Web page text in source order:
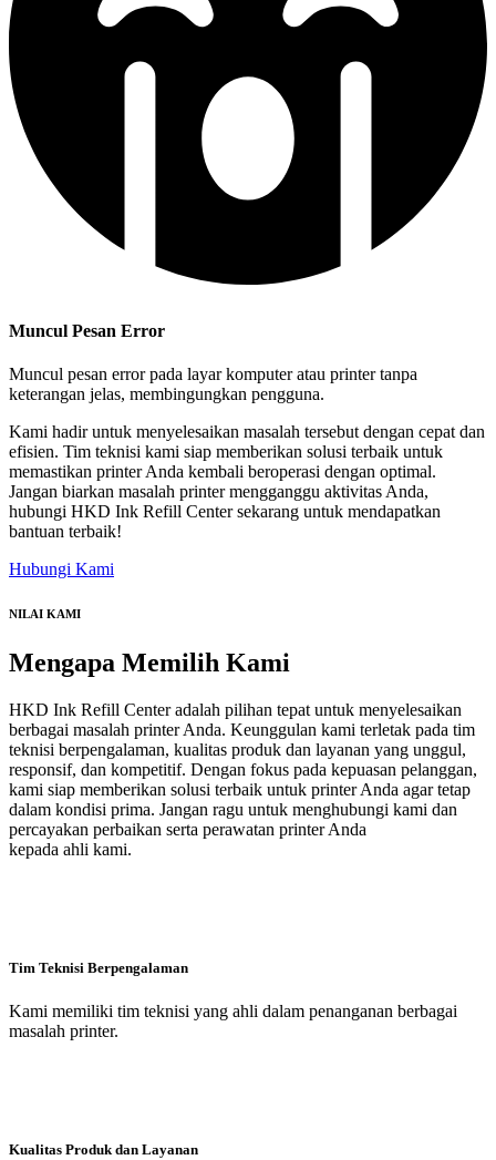
Muncul Pesan Error
Muncul pesan error pada layar komputer atau printer tanpa
keterangan jelas, membingungkan pengguna.
Kami hadir untuk menyelesaikan masalah tersebut dengan cepat dan
efisien. Tim teknisi kami siap memberikan solusi terbaik untuk
memastikan printer Anda kembali beroperasi dengan optimal.
Jangan biarkan masalah printer mengganggu aktivitas Anda,
hubungi HKD Ink Refill Center sekarang untuk mendapatkan
bantuan terbaik!
Hubungi Kami
NILAI KAMI
Mengapa Memilih Kami
HKD Ink Refill Center adalah pilihan tepat untuk menyelesaikan
berbagai masalah printer Anda. Keunggulan kami terletak pada tim
teknisi berpengalaman, kualitas produk dan layanan yang unggul,
responsif, dan kompetitif. Dengan fokus pada kepuasan pelanggan,
kami siap memberikan solusi terbaik untuk printer Anda agar tetap
dalam kondisi prima. Jangan ragu untuk menghubungi kami dan
percayakan perbaikan serta perawatan printer Anda
kepada ahli kami.
Tim Teknisi Berpengalaman
Kami memiliki tim teknisi yang ahli dalam penanganan berbagai
masalah printer.
Kualitas Produk dan Layanan